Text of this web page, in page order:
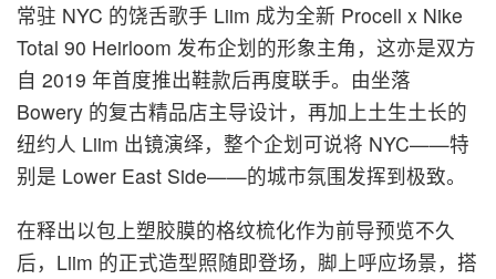
常驻 NYC 的饶舌歌手 Liim 成为全新 Procell x Nike
Total 90 Heirloom 发布企划的形象主角，这亦是双方
自 2019 年首度推出鞋款后再度联手。由坐落
Bowery 的复古精品店主导设计，再加上土生土长的
纽约人 Liim 出镜演绎，整个企划可说将 NYC——特
别是 Lower East Side——的城市氛围发挥到极致。
在释出以包上塑胶膜的格纹梳化作为前导预览不久
后，Liim 的正式造型照随即登场，脚上呼应场景，搭